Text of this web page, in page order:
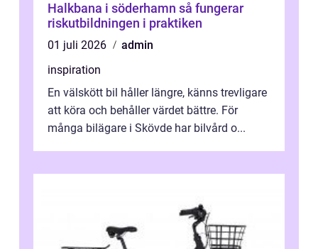
Halkbana i söderhamn så fungerar
riskutbildningen i praktiken
01 juli 2026
admin
inspiration
En välskött bil håller längre, känns trevligare
att köra och behåller värdet bättre. För
många bilägare i Skövde har bilvård o...